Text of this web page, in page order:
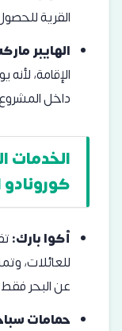
القرية
الهايبر
الإقامة،
داخل
الخدمات
أكوا بارك:
للعائلات،
عن البحر فقط.
حمامات